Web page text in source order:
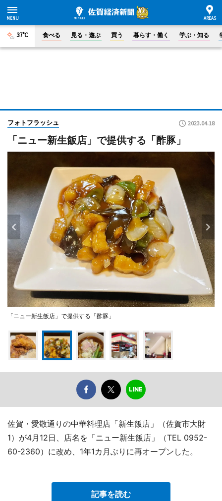
37°C 食べる 見る・遊ぶ 買う 暮らす・働く 学ぶ・知る
フォトフラッシュ 2023.04.18
「ニュー新生飯店」で提供する「酢豚」
「ニュー新生飯店」で提供する「酢豚」
佐賀・愛敬通りの中華料理店「新生飯店」（佐賀市大財
1）が4月12日、店名を「ニュー新生飯店」（TEL 0952-
60-2360）に改め、1年1カ月ぶりに再オープンした。
記事を読む